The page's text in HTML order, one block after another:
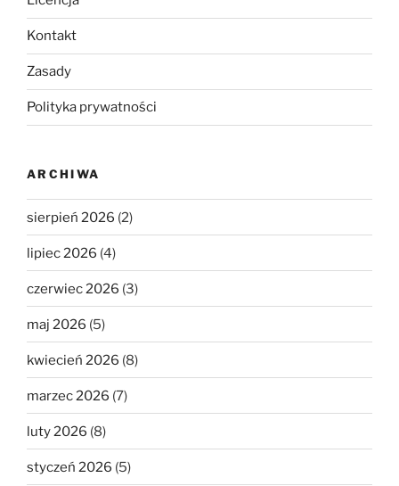
Kontakt
Zasady
Polityka prywatności
ARCHIWA
sierpień 2026 (2)
lipiec 2026 (4)
czerwiec 2026 (3)
maj 2026 (5)
kwiecień 2026 (8)
marzec 2026 (7)
luty 2026 (8)
styczeń 2026 (5)